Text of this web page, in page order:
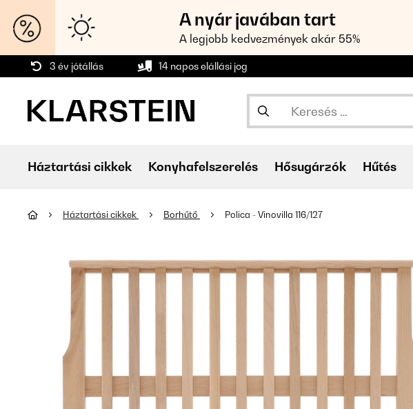
A nyár javában tart
A legjobb kedvezmények akár 55%
3 év jótállás 14 napos elállási jog
Háztartási cikkek Konyhafelszerelés Hősugárzók Hűtés
Háztartási cikkek Borhűtő Polica - Vinovilla 116/127